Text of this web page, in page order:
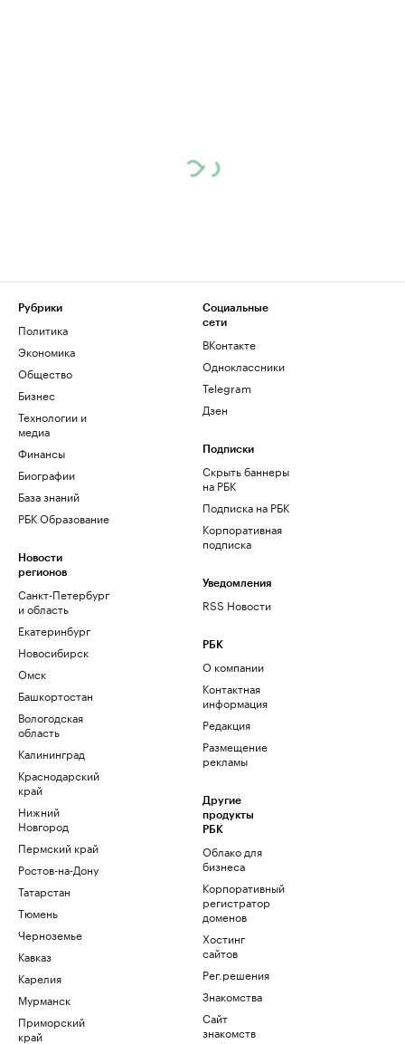
Рубрики
Политика
Экономика
Общество
Бизнес
Технологии и
медиа
Финансы
Биографии
База знаний
РБК Образование
Новости
регионов
Санкт-Петербург
и область
Екатеринбург
Новосибирск
Омск
Башкортостан
Вологодская
область
Калининград
Краснодарский
край
Нижний
Новгород
Пермский край
Ростов-на-Дону
Татарстан
Тюмень
Черноземье
Кавказ
Карелия
Мурманск
Приморский
край
Социальные
сети
ВКонтакте
Одноклассники
Telegram
Дзен
Подписки
Скрыть баннеры
на РБК
Подписка на РБК
Корпоративная
подписка
Уведомления
RSS Новости
РБК
О компании
Контактная
информация
Редакция
Размещение
рекламы
Другие
продукты
РБК
Облако для
бизнеса
Корпоративный
регистратор
доменов
Хостинг
сайтов
Рег.решения
Знакомства
Сайт
знакомств